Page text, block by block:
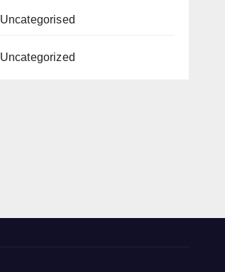
Uncategorised
Uncategorized